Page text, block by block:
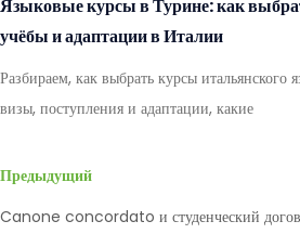
Языковые курсы в Турине: как
учёбы и адаптации в Италии
Разбираем, как выбрать курсы итальянского
визы, поступления и адаптации, какие
Предыдущий
Canone concordato и студенческий